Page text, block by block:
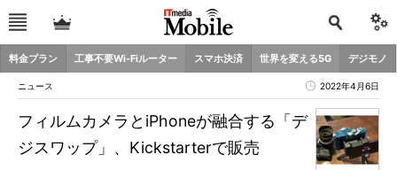
料金プラン 工事不要Wi-Fiルーター スマホ決済 世界を変える5G デジモノ
ニュース 2022年4月6日
フィルムカメラとiPhoneが融合する「デ
ジスワップ」、Kickstarterで販売